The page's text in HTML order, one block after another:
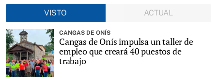
VISTO
ACTUAL
CANGAS DE ONÍS
Cangas de Onís impulsa un taller de
empleo que creará 40 puestos de
trabajo